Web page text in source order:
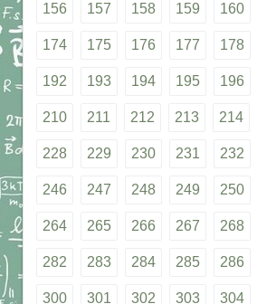
156 157 158 159 160
174 175 176 177 178
192 193 194 195 196
210 211 212 213 214
228 229 230 231 232
246 247 248 249 250
264 265 266 267 268
282 283 284 285 286
300 301 302 303 304